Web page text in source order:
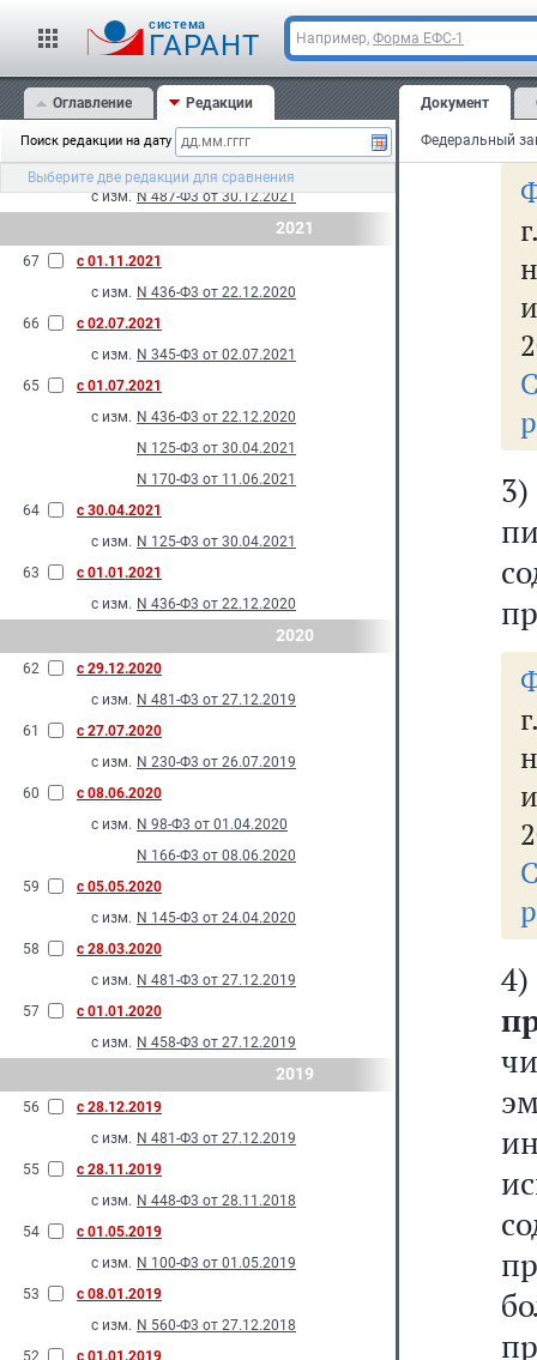
cистема
ГАРАНТ Например, Форма ЕФС-1
Оглавление Редакции
Поиск редакции на дату
Выберите две редакции для сравнения
70
с 26.03.2022
69
с 01.03.2022
с изм. N 176-Ф3 от 11.06.2021
68
с 10.01.2022
с изм. N 487-Ф3 от 30.12.2021
2021
67
с 01.11.2021
с изм. N 436-Ф3 от 22.12.2020
66
с 02.07.2021
с изм. N 345-Ф3 от 02.07.2021
65
с 01.07.2021
с изм. N 436-Ф3 от 22.12.2020
N 125-Ф3 от 30.04.2021
N 170-Ф3 от 11.06.2021
64
с 30.04.2021
с изм. N 125-Ф3 от 30.04.2021
63
с 01.01.2021
с изм. N 436-Ф3 от 22.12.2020
2020
62
с 29.12.2020
с изм. N 481-Ф3 от 27.12.2019
61
с 27.07.2020
с изм. N 230-Ф3 от 26.07.2019
60
с 08.06.2020
с изм. N 98-Ф3 от 01.04.2020
N 166-Ф3 от 08.06.2020
59
с 05.05.2020
с изм. N 145-Ф3 от 24.04.2020
58
с 28.03.2020
с изм. N 481-Ф3 от 27.12.2019
57
с 01.01.2020
с изм. N 458-Ф3 от 27.12.2019
2019
56
с 28.12.2019
с изм. N 481-Ф3 от 27.12.2019
55
с 28.11.2019
с изм. N 448-Ф3 от 28.11.2018
54
с 01.05.2019
с изм. N 100-Ф3 от 01.05.2019
53
с 08.01.2019
с изм. N 560-Ф3 от 27.12.2018
52
с 01.01.2019
Документ